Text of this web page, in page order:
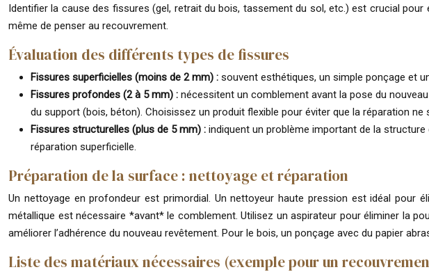
Identifier la cause des fissures (gel, retrait du bois, tassement du sol, etc.) est crucial
même de penser au recouvrement.
Évaluation des différents types de fissures
Fissures superficielles (moins de 2 mm) : souvent esthétiques, un simple ponçage et
Fissures profondes (2 à 5 mm) : nécessitent un comblement avant la pose du
du support (bois, béton). Choisissez un produit flexible pour éviter que la réparation ne
Fissures structurelles (plus de 5 mm) : indiquent un problème important de la
réparation superficielle.
Préparation de la surface : nettoyage et réparation
Un nettoyage en profondeur est primordial. Un nettoyeur haute pression est idéal
métallique est nécessaire *avant* le comblement. Utilisez un aspirateur pour éliminer la
améliorer l’adhérence du nouveau revêtement. Pour le bois, un ponçage avec du papier
Liste des matériaux nécessaires (exemple pour un